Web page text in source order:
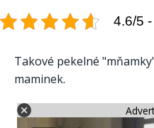
4.6/5
Takové pekelné
maminek.